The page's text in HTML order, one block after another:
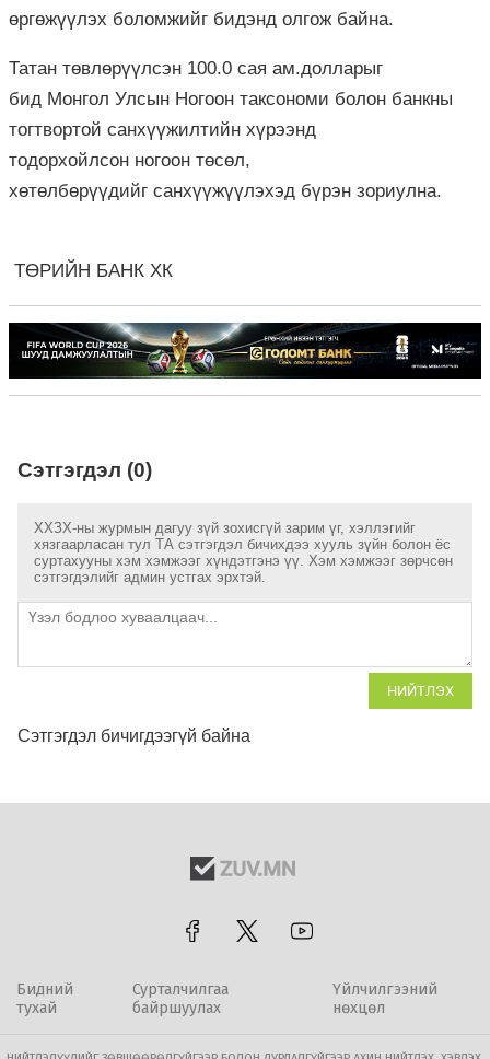
өргөжүүлэх боломжийг бидэнд олгож байна.
Татан төвлөрүүлсэн 100.0 сая ам.долларыг
бид Монгол Улсын Ногоон таксономи болон банкны
тогтвортой санхүүжилтийн хүрээнд
тодорхойлсон ногоон төсөл,
хөтөлбөрүүдийг санхүүжүүлэхэд бүрэн зориулна.
ТӨРИЙН БАНК ХК
Сэтгэгдэл (0)
ХХЗХ-ны журмын дагуу зүй зохисгүй зарим үг, хэллэгийг
хязгаарласан тул ТА сэтгэгдэл бичихдээ хууль зүйн болон ёс
суртахууны хэм хэмжээг хүндэтгэнэ үү. Хэм хэмжээг зөрчсөн
сэтгэгдэлийг админ устгах эрхтэй.
НИЙТЛЭХ
Сэтгэгдэл бичигдээгүй байна
Бидний
тухай
Сурталчилгаа
байршуулах
Үйлчилгээний
нөхцөл